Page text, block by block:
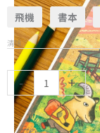
飛機 書本
清除
- +